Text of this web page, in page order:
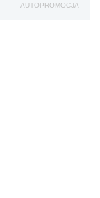
AUTOPROMOCJA